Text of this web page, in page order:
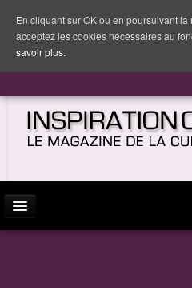
En cliquant sur OK ou en poursuivant
acceptez les cookies nécessaires au
savoir plus.